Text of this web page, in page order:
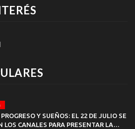
Y SUEÑOS: EL 22 DE JULIO SE
LOS CANALES PARA PRESENTAR LA